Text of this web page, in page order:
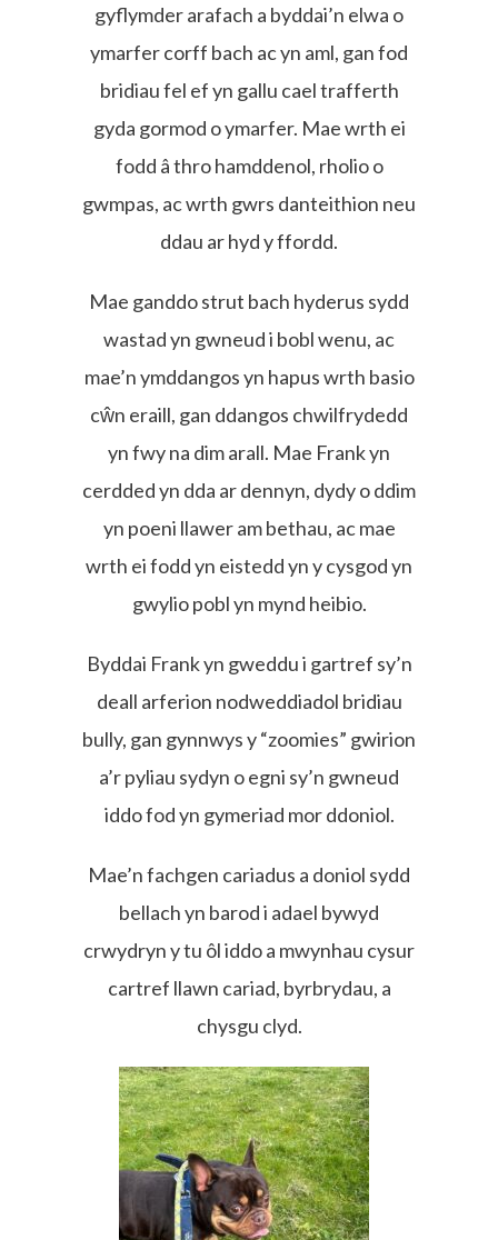
gyflymder arafach a byddai’n elwa o
ymarfer corff bach ac yn aml, gan fod
bridiau fel ef yn gallu cael trafferth
gyda gormod o ymarfer. Mae wrth ei
fodd â thro hamddenol, rholio o
gwmpas, ac wrth gwrs danteithion neu
ddau ar hyd y ffordd.
Mae ganddo strut bach hyderus sydd
wastad yn gwneud i bobl wenu, ac
mae’n ymddangos yn hapus wrth basio
cŵn eraill, gan ddangos chwilfrydedd
yn fwy na dim arall. Mae Frank yn
cerdded yn dda ar dennyn, dydy o ddim
yn poeni llawer am bethau, ac mae
wrth ei fodd yn eistedd yn y cysgod yn
gwylio pobl yn mynd heibio.
Byddai Frank yn gweddu i gartref sy’n
deall arferion nodweddiadol bridiau
bully, gan gynnwys y “zoomies” gwirion
a’r pyliau sydyn o egni sy’n gwneud
iddo fod yn gymeriad mor ddoniol.
Mae’n fachgen cariadus a doniol sydd
bellach yn barod i adael bywyd
crwydryn y tu ôl iddo a mwynhau cysur
cartref llawn cariad, byrbrydau, a
chysgu clyd.